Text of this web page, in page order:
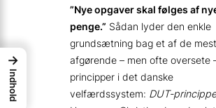
”Nye opgaver skal følges af
penge.” Sådan lyder den enkle
grundsætning bag et af de mest
afgørende – men ofte oversete
principper i det danske
velfærdssystem: DUT-
→
Indhold